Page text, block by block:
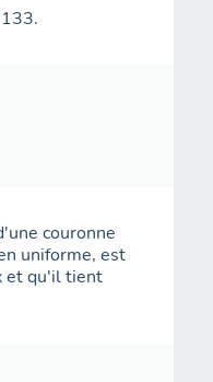
couronne
uniforme, est
et qu'il tient